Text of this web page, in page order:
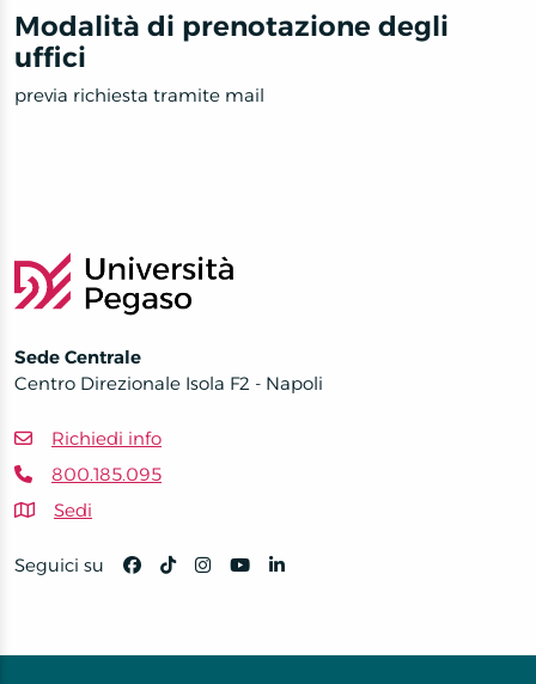
Modalità di prenotazione degli
uffici
previa richiesta tramite mail
Sede Centrale
Centro Direzionale Isola F2 - Napoli
Richiedi info
800.185.095
Sedi
Seguici su